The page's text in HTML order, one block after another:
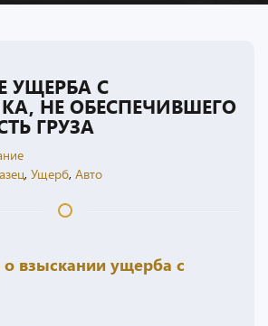
УЩЕРБА С
НЕ ОБЕСПЕЧИВШЕГО
ГРУЗА
, Ущерб, Авто
взыскании ущерба с